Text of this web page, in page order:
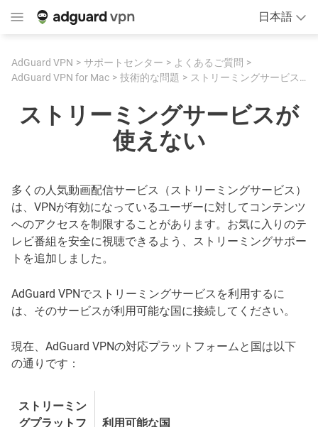
日本語
AdGuard VPN サポートセンター
よくあるご質問
AdGuard VPN for Mac
技術的な問題 ストリーミングサービスが使えない
ストリーミングサービスが
使えない
多くの人気動画配信サービス（ストリーミングサービス）
は、VPNが有効になっているユーザーに対してコンテンツ
へのアクセスを制限することがあります。お気に入りのテ
レビ番組を安全に視聴できるよう、ストリーミングサポー
トを追加しました。
AdGuard VPNでストリーミングサービスを利用するに
は、そのサービスが利用可能な国に接続してください。
現在、AdGuard VPNの対応プラットフォームと国は以下
の通りです：
ストリーミン
グプラットフ
利用可能な国